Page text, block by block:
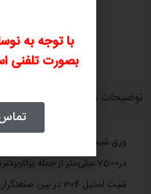
۳
توضیحات محصول
در2500 میلی‌متر از جمله
شیت استیل 304 در
با توجه به
بصورت تلفنی
تماس